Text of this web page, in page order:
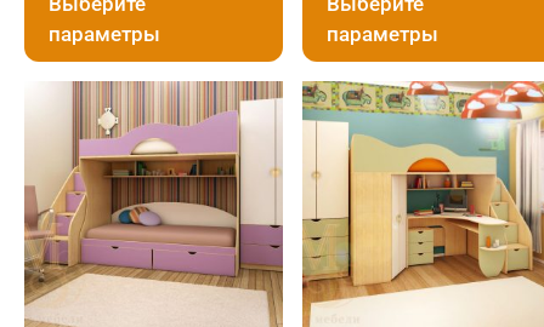
параметры
параметры